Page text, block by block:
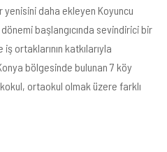
daha ekleyen Koyuncu
başlangıcında sevindirici bir
ortaklarının katkılarıyla
bölgesinde bulunan 7 köy
ortaokul olmak üzere farklı